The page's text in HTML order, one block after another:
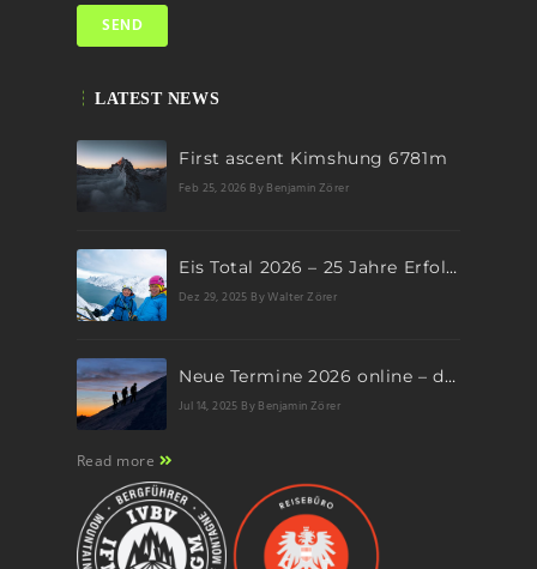
LATEST NEWS
First ascent Kimshung 6781m
Feb 25, 2026 By Benjamin Zörer
Eis Total 2026 – 25 Jahre Erfolgsgeschichte im steilen Eis
Dez 29, 2025 By Walter Zörer
Neue Termine 2026 online – dein nächstes Abenteuer wartet!
Jul 14, 2025 By Benjamin Zörer
Read more